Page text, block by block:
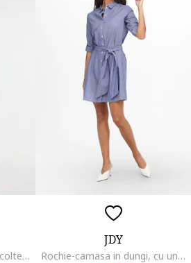
Rochie fara maneci cu decolteu barcuta, Albastru ultramarin
JDY
Rochie-camasa in dungi, cu un cordon, Alb/Albastru inchis